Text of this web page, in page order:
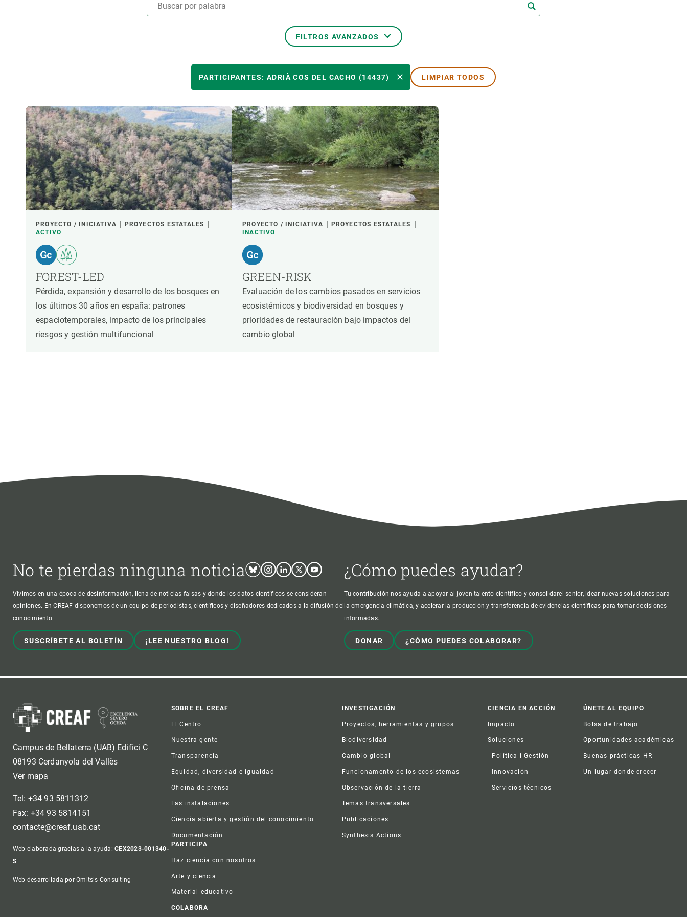
FILTROS AVANZADOS
TEMAS TRANSVERSALES
LIDERADO POR PARTICIPANTES
FINANCIACIÓN AÑO DE INICIO
LIDERAZGO CREAF LIDERAZGO EXTERNO - CUALQUIERA - ACTIVO
PARTICIPANTES: ADRIÀ COS DEL CACHO (14437) LIMPIAR TODOS
PROYECTO / INICIATIVA
PROYECTOS ESTATALES
ACTIVO
FOREST-LED
Pérdida, expansión y desarrollo de los bosques en
los últimos 30 años en españa: patrones
espaciotemporales, impacto de los principales
riesgos y gestión multifuncional
PROYECTO / INICIATIVA
PROYECTOS ESTATALES
INACTIVO
GREEN-RISK
Evaluación de los cambios pasados en servicios
ecosistémicos y biodiversidad en bosques y
prioridades de restauración bajo impactos del
cambio global
No te pierdas ninguna noticiaBlueskyInstagram
LinkedinTwitterYoutube
Vivimos en una época de desinformación, llena de noticias falsas y donde los datos científicos se consideran
opiniones. En CREAF disponemos de un equipo de periodistas, científicos y diseñadores dedicados a la difusión del
conocimiento.
SUSCRÍBETE AL BOLETÍN ¡LEE NUESTRO BLOG!
¿Cómo puedes ayudar?
Tu contribución nos ayuda a apoyar al joven talento científico y consolidarel senior, idear nuevas soluciones para
la emergencia climática, y acelerar la producción y transferencia de evidencias científicas para tomar decisiones
informadas.
DONAR ¿CÓMO PUEDES COLABORAR?
Campus de Bellaterra (UAB) Edifici C
08193 Cerdanyola del Vallès
Ver mapa
Tel: +34 93 5811312
Fax: +34 93 5814151
contacte@creaf.uab.cat
Web elaborada gracias a la ayuda:CEX2023-001340-
S
Web desarrollada por Omitsis Consulting
Footer
SOBRE EL CREAF
El Centro
Nuestra gente
Transparencia
Equidad, diversidad e igualdad
Oficina de prensa
Las instalaciones
Ciencia abierta y gestión del conocimiento
Documentación
INVESTIGACIÓN
Proyectos, herramientas y grupos
Biodiversidad
Cambio global
Funcionamento de los ecosistemas
Observación de la tierra
Temas transversales
Publicaciones
Synthesis Actions
CIENCIA EN ACCIÓN
Impacto
Soluciones
Política i Gestión
Innovación
Servicios técnicos
ÚNETE AL EQUIPO
Bolsa de trabajo
Oportunidades académicas
Buenas prácticas HR
Un lugar donde crecer
PARTICIPA
Haz ciencia con nosotros
Arte y ciencia
Material educativo
COLABORA
Observación de la Tierra
Desarrollo de carrera
Seminarios y actividades internas
NOTICIAS Y AGENDA
Agenda
Eventos anteriores
Actualidad
Noticias
Biodiversidad
Cambio global
Funcionamiento de los ecosistemas
Observación de la Tierra